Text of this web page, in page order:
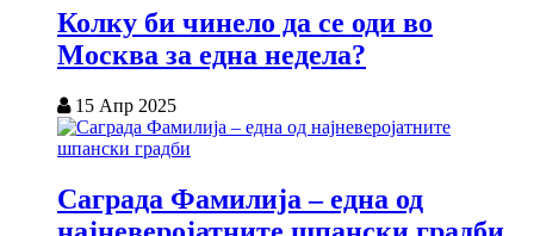
Колку би чинело да се оди во
Москва за една недела?
15 Апр 2025
Саграда Фамилија – една од